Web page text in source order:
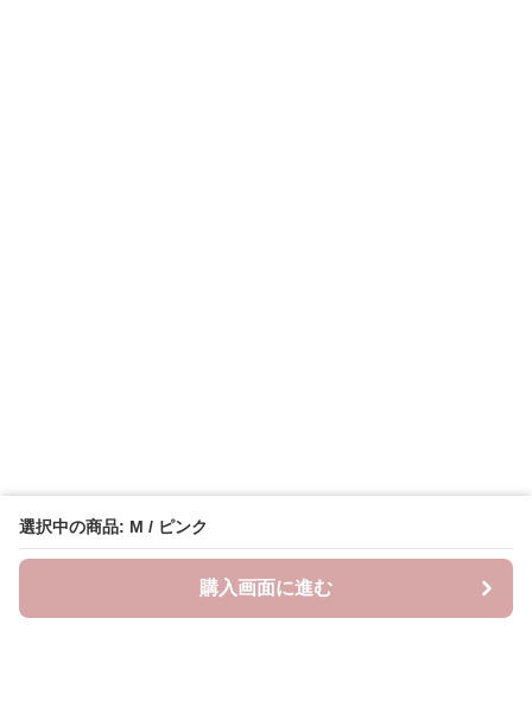
選択中の商品: M / ピンク
購入画面に進む